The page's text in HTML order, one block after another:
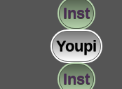
Inst
Youpi
Inst